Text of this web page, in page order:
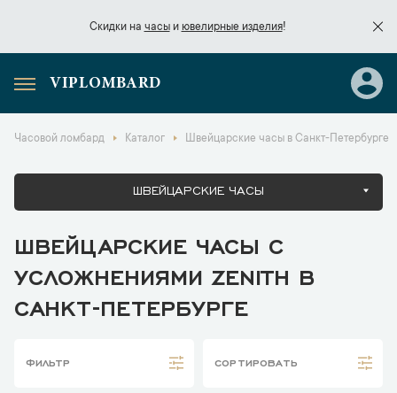
Скидки на часыи ювелирные изделия!
Скидки начасы
VIPLOMBARD
Часовой ломбард Каталог Швейцарские часы в Санкт-Петербурге
ШВЕЙЦАРСКИЕ ЧАСЫ
ШВЕЙЦАРСКИЕ ЧАСЫ С
УСЛОЖНЕНИЯМИ ZENITH В
САНКТ-ПЕТЕРБУРГЕ
ФИЛЬТР СОРТИРОВАТЬ